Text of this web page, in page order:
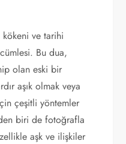
kökeni ve tarihi
Bu dua,
olan eski bir
aşık olmak veya
çeşitli yöntemler
biri de fotoğrafla
aşk ve ilişkiler